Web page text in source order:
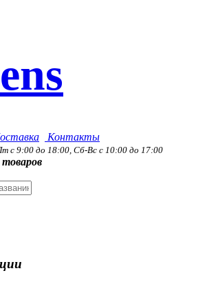
Контакты
с 9:00 до 18:00, Сб-Вс с 10:00 до 17:00